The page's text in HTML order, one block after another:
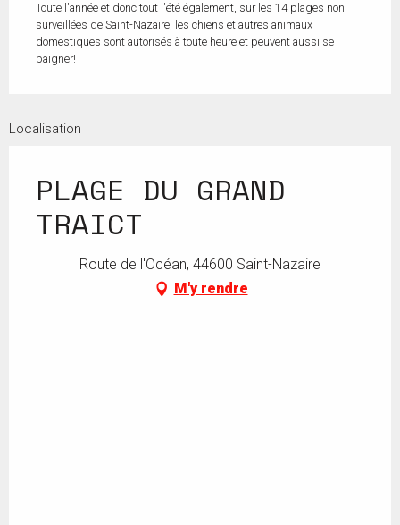
Toute l'année et donc tout l'été également, sur les 14 plages non
surveillées de Saint-Nazaire, les chiens et autres animaux
domestiques sont autorisés à toute heure et peuvent aussi se
baigner!
Localisation
PLAGE DU GRAND
TRAICT
Route de l'Océan, 44600 Saint-Nazaire
M'y rendre